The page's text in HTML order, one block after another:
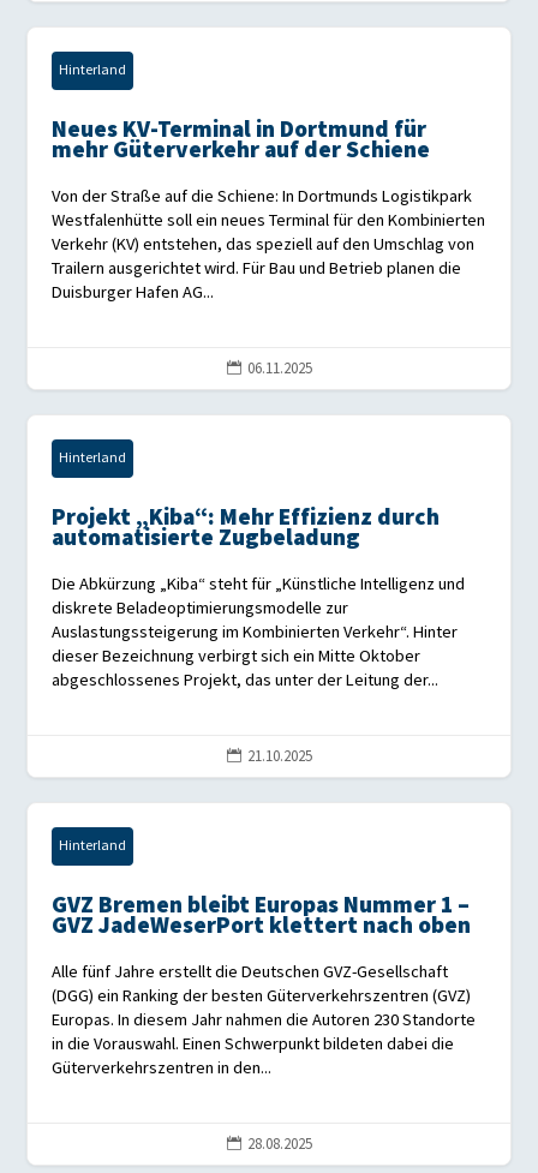
Hinterland
Neues KV-Terminal in Dortmund für
mehr Güterverkehr auf der Schiene
Von der Straße auf die Schiene: In Dortmunds Logistikpark
Westfalenhütte soll ein neues Terminal für den Kombinierten
Verkehr (KV) entstehen, das speziell auf den Umschlag von
Trailern ausgerichtet wird. Für Bau und Betrieb planen die
Duisburger Hafen AG...
 06.11.2025
Hinterland
Projekt „Kiba“: Mehr Effizienz durch
automatisierte Zugbeladung
Die Abkürzung „Kiba“ steht für „Künstliche Intelligenz und
diskrete Beladeoptimierungsmodelle zur
Auslastungssteigerung im Kombinierten Verkehr“. Hinter
dieser Bezeichnung verbirgt sich ein Mitte Oktober
abgeschlossenes Projekt, das unter der Leitung der...
 21.10.2025
Hinterland
GVZ Bremen bleibt Europas Nummer 1 –
GVZ JadeWeserPort klettert nach oben
Alle fünf Jahre erstellt die Deutschen GVZ-Gesellschaft
(DGG) ein Ranking der besten Güterverkehrszentren (GVZ)
Europas. In diesem Jahr nahmen die Autoren 230 Standorte
in die Vorauswahl. Einen Schwerpunkt bildeten dabei die
Güterverkehrszentren in den...
 28.08.2025